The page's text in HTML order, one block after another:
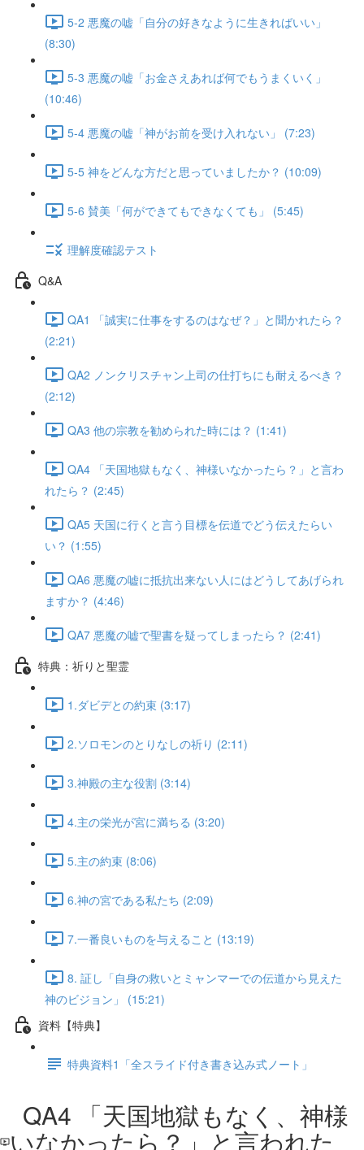
5-2 悪魔の嘘「自分の好きなように生きればいい」
(8:30)
5-3 悪魔の嘘「お金さえあれば何でもうまくいく」
(10:46)
5-4 悪魔の嘘「神がお前を受け入れない」 (7:23)
5-5 神をどんな方だと思っていましたか？ (10:09)
5-6 賛美「何ができてもできなくても」 (5:45)
理解度確認テスト
Q&A
QA1 「誠実に仕事をするのはなぜ？」と聞かれたら？
(2:21)
QA2 ノンクリスチャン上司の仕打ちにも耐えるべき？
(2:12)
QA3 他の宗教を勧められた時には？ (1:41)
QA4 「天国地獄もなく、神様いなかったら？」と言わ
れたら？ (2:45)
QA5 天国に行くと言う目標を伝道でどう伝えたらい
い？ (1:55)
QA6 悪魔の嘘に抵抗出来ない人にはどうしてあげられ
ますか？ (4:46)
QA7 悪魔の嘘で聖書を疑ってしまったら？ (2:41)
特典：祈りと聖霊
1.ダビデとの約束 (3:17)
2.ソロモンのとりなしの祈り (2:11)
3.神殿の主な役割 (3:14)
4.主の栄光が宮に満ちる (3:20)
5.主の約束 (8:06)
6.神の宮である私たち (2:09)
7.一番良いものを与えること (13:19)
8. 証し「自身の救いとミャンマーでの伝道から見えた
神のビジョン」 (15:21)
資料【特典】
特典資料1「全スライド付き書き込み式ノート」
QA4 「天国地獄もなく、神様
いなかったら？」と言われた